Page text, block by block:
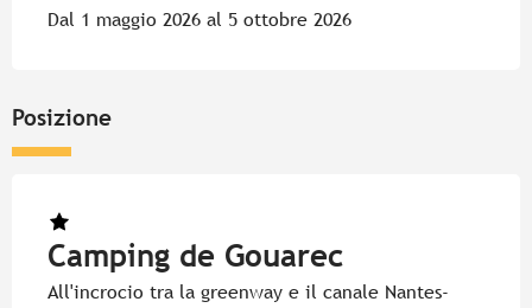
Dal 1 maggio 2026 al 5 ottobre 2026
Posizione
Camping de Gouarec
All'incrocio tra la greenway e il canale Nantes-